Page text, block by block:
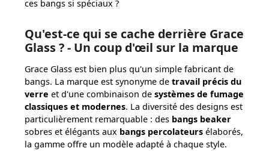
ces bangs si spéciaux ?
Qu'est-ce qui se cache derrière Grace
Glass ? - Un coup d'œil sur la marque
Grace Glass est bien plus qu'un simple fabricant de
bangs. La marque est synonyme de travail précis du
verre et d'une combinaison de systèmes de fumage
classiques et modernes. La diversité des designs est
particulièrement remarquable : des bangs beaker
sobres et élégants aux bangs percolateurs élaborés,
la gamme offre un modèle adapté à chaque style.